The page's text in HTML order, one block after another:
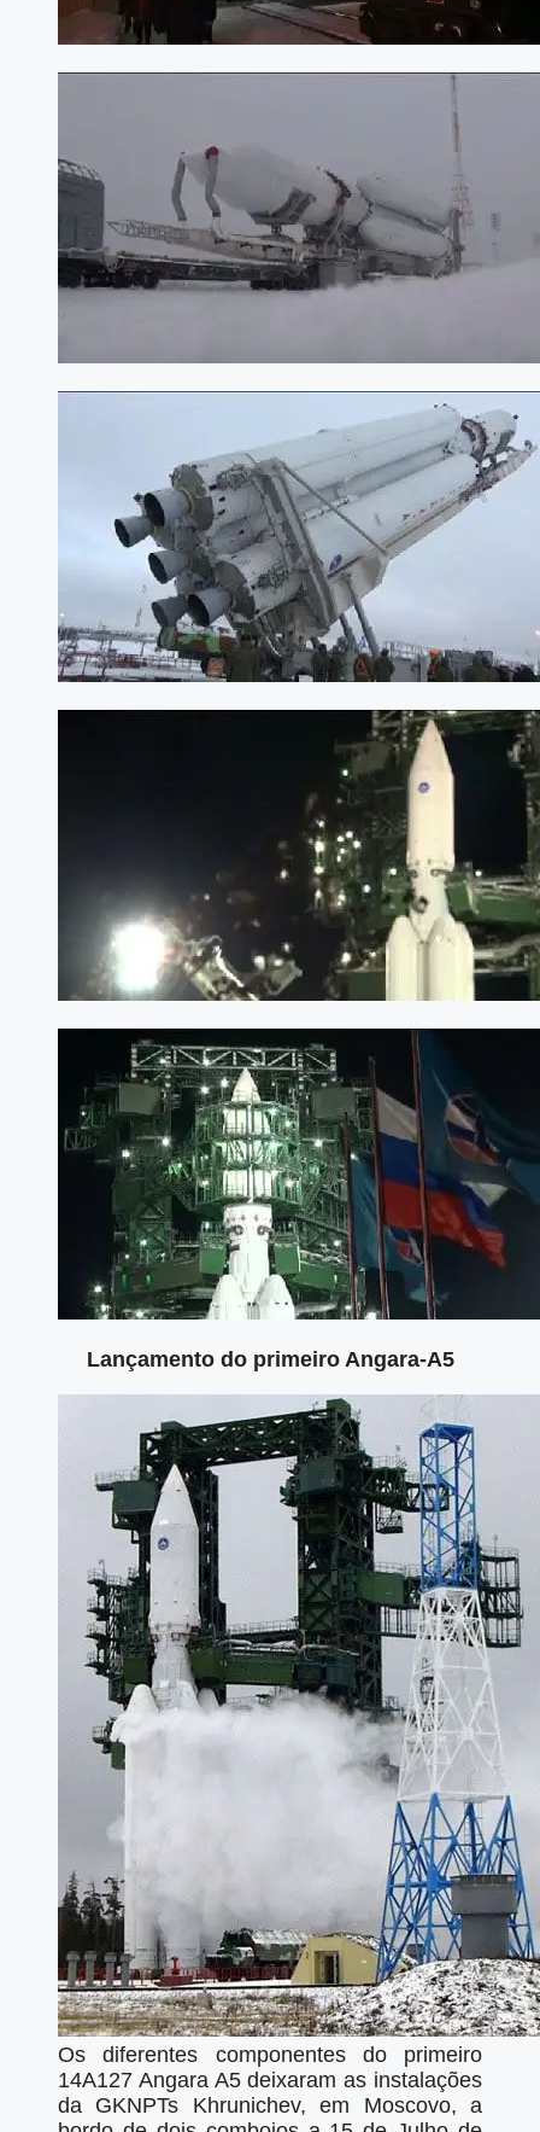
Lançamento do primeiro Angara-A5
Os diferentes componentes do primeiro
14A127 Angara A5 deixaram as instalações
da GKNPTs Khrunichev, em Moscovo, a